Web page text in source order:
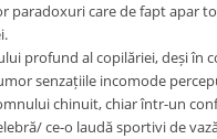
paradoxuri care de fapt apar
profund al copilăriei, deși în
senzațiile incomode
chinuit, chiar într-un
ce-o laudă sportivi de